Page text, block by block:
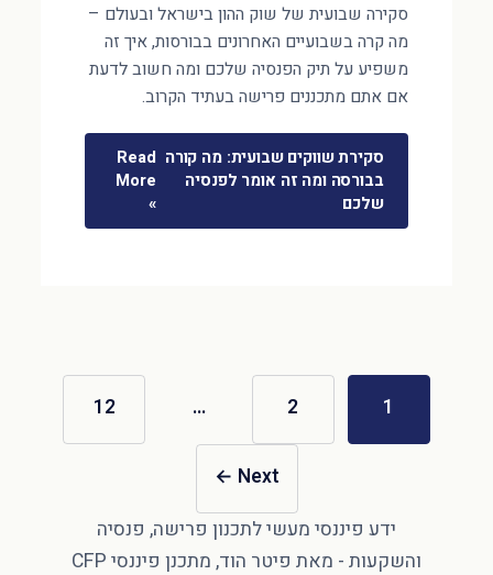
סקירה שבועית של שוק ההון בישראל ובעולם –
מה קרה בשבועיים האחרונים בבורסות, איך זה
משפיע על תיק הפנסיה שלכם ומה חשוב לדעת
אם אתם מתכננים פרישה בעתיד הקרוב.
סקירת שווקים שבועית: מה קורה
בבורסה ומה זה אומר לפנסיה
שלכם
Read
More
»
1
2
…
12
Next
←